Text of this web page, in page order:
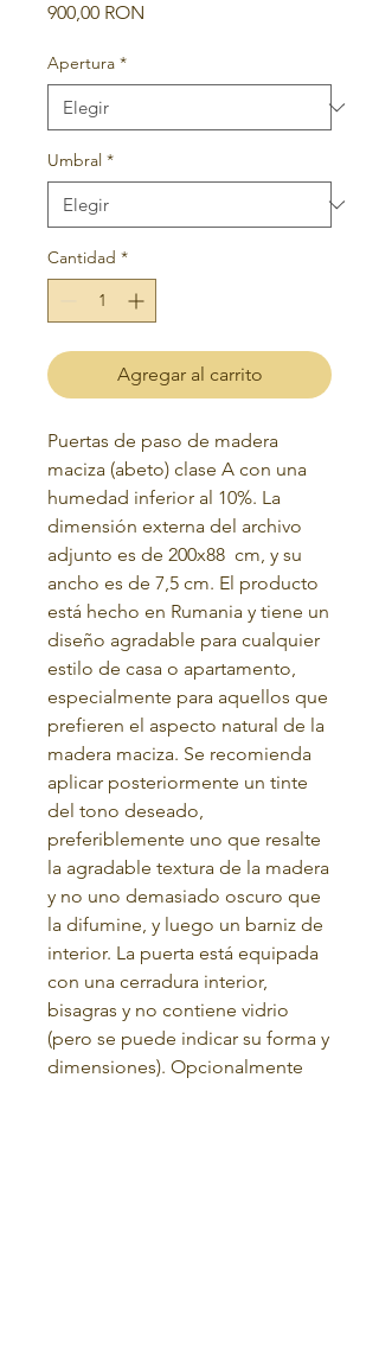
900,00 RON
Apertura *
Umbral *
Cantidad *
Agregar al carrito
Puertas de paso de madera
maciza (abeto) clase A con una
humedad inferior al 10%. La
dimensión externa del archivo
adjunto es de 200x88 cm, y su
ancho es de 7,5 cm. El producto
está hecho en Rumania y tiene un
diseño agradable para cualquier
estilo de casa o apartamento,
especialmente para aquellos que
prefieren el aspecto natural de la
madera maciza. Se recomienda
aplicar posteriormente un tinte
del tono deseado,
preferiblemente uno que resalte
la agradable textura de la madera
y no uno demasiado oscuro que
la difumine, y luego un barniz de
interior. La puerta está equipada
con una cerradura interior,
bisagras y no contiene vidrio
(pero se puede indicar su forma y
dimensiones). Opcionalmente